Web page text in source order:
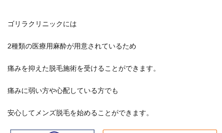
ゴリラクリニックには
2種類の医療用麻酔が用意されているため
痛みを抑えた脱毛施術を受けることができます。
痛みに弱い方や心配している方でも
安心してメンズ脱毛を始めることができます。